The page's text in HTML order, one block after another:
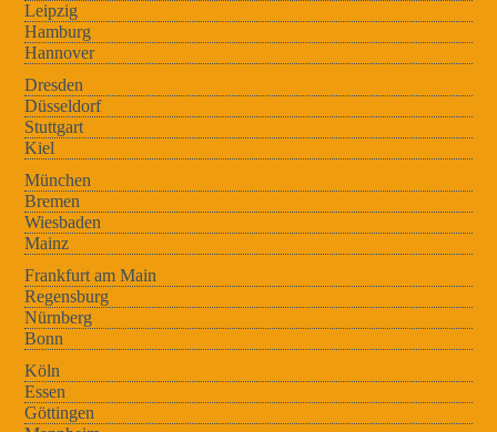
Leipzig
Hamburg
Hannover
Dresden
Düsseldorf
Stuttgart
Kiel
München
Bremen
Wiesbaden
Mainz
Frankfurt am Main
Regensburg
Nürnberg
Bonn
Köln
Essen
Göttingen